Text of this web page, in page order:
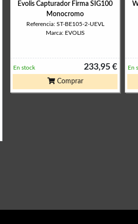
Evolis Capturador Firma SIG100
Monocromo
Referencia: ST-BE105-2-UEVL
Marca: EVOLIS
233,95 €
En stock
Comprar
En